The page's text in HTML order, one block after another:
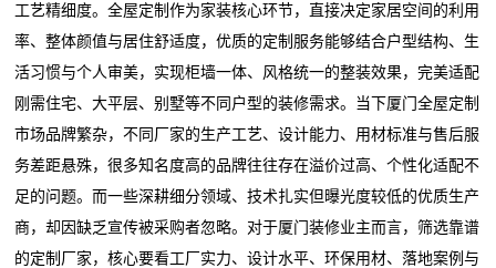
工艺精细度。全屋定制作为家装核心环节，直接决定家居空间的利用
率、整体颜值与居住舒适度，优质的定制服务能够结合户型结构、生
活习惯与个人审美，实现柜墙一体、风格统一的整装效果，完美适配
刚需住宅、大平层、别墅等不同户型的装修需求。当下厦门全屋定制
市场品牌繁杂，不同厂家的生产工艺、设计能力、用材标准与售后服
务差距悬殊，很多知名度高的品牌往往存在溢价过高、个性化适配不
足的问题。而一些深耕细分领域、技术扎实但曝光度较低的优质生产
商，却因缺乏宣传被采购者忽略。对于厦门装修业主而言，筛选靠谱
的定制厂家，核心要看工厂实力、设计水平、环保用材、落地案例与